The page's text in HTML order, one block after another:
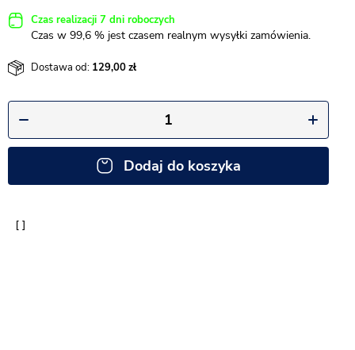
Czas realizacji 7 dni roboczych
Czas w 99,6 % jest czasem realnym wysyłki zamówienia.
Dostawa od: 129,00
Dodaj do koszyka